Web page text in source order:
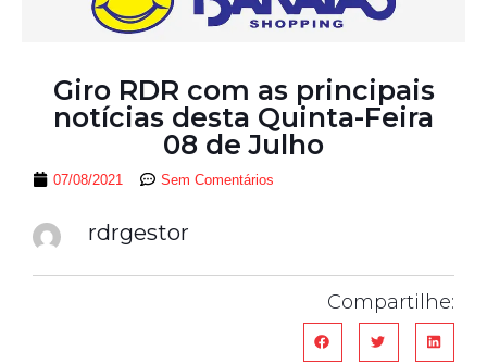
Giro RDR com as principais
notícias desta Quinta-Feira
08 de Julho
07/08/2021 Sem Comentários
rdrgestor
Compartilhe: